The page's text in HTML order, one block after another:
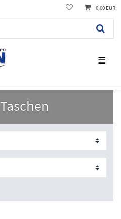
☰
0,00 EUR